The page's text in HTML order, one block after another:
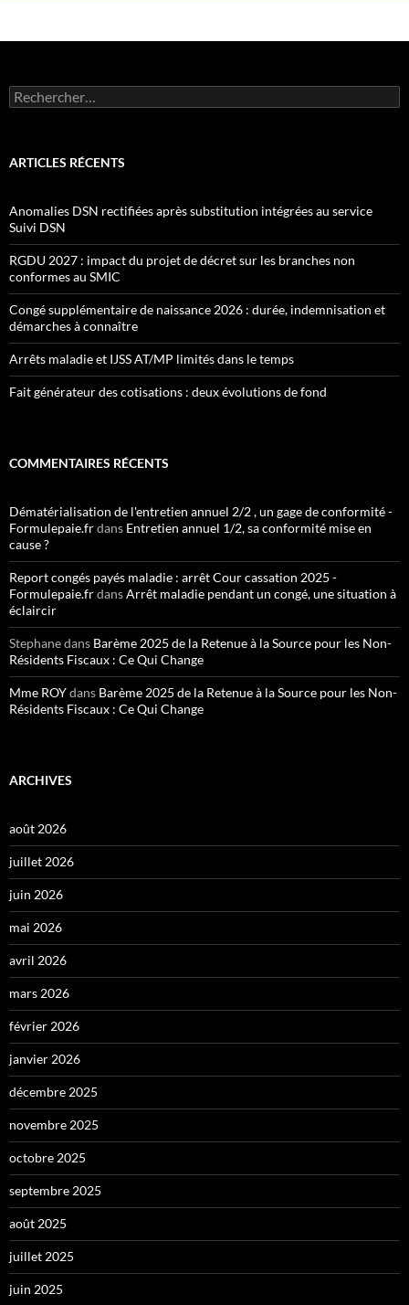
Rechercher :
ARTICLES RÉCENTS
Anomalies DSN rectifiées après substitution intégrées au service
Suivi DSN
RGDU 2027 : impact du projet de décret sur les branches non
conformes au SMIC
Congé supplémentaire de naissance 2026 : durée, indemnisation et
démarches à connaître
Arrêts maladie et IJSS AT/MP limités dans le temps
Fait générateur des cotisations : deux évolutions de fond
COMMENTAIRES RÉCENTS
Dématérialisation de l'entretien annuel 2/2 , un gage de conformité -
Formulepaie.frdans Entretien annuel 1/2, sa conformité mise en
cause ?
Report congés payés maladie : arrêt Cour cassation 2025 -
Formulepaie.frdansArrêt maladie pendant un congé, une situation à
éclaircir
Stephanedans Barème 2025 de la Retenue à la Source pour les Non-
Résidents Fiscaux : Ce Qui Change
Mme ROYdans Barème 2025 de la Retenue à la Source pour les Non-
Résidents Fiscaux : Ce Qui Change
ARCHIVES
août 2026
juillet 2026
juin 2026
mai 2026
avril 2026
mars 2026
février 2026
janvier 2026
décembre 2025
novembre 2025
octobre 2025
septembre 2025
août 2025
juillet 2025
juin 2025